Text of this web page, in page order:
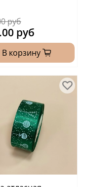
руб
руб
В корзину